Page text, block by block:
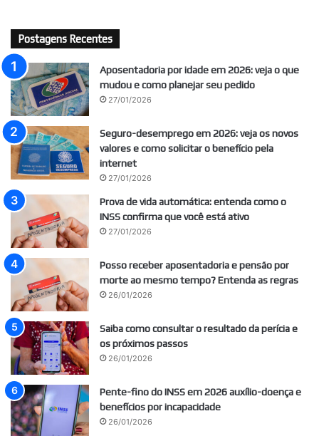
Postagens Recentes
Aposentadoria por idade em 2026: veja o que
mudou e como planejar seu pedido
27/01/2026
Seguro-desemprego em 2026: veja os novos
valores e como solicitar o benefício pela
internet
27/01/2026
Prova de vida automática: entenda como o
INSS confirma que você está ativo
27/01/2026
Posso receber aposentadoria e pensão por
morte ao mesmo tempo? Entenda as regras
26/01/2026
Saiba como consultar o resultado da perícia e
os próximos passos
26/01/2026
Pente-fino do INSS em 2026 auxílio-doença e
benefícios por incapacidade
26/01/2026